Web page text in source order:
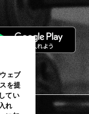
ェブ
を提
てい
れ